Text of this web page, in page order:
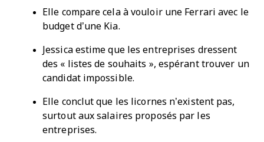
Elle compare cela à vouloir une Ferrari avec le
budget d’une Kia.
Jessica estime que les entreprises dressent
des « listes de souhaits », espérant trouver un
candidat impossible.
Elle conclut que les licornes n’existent pas,
surtout aux salaires proposés par les
entreprises.